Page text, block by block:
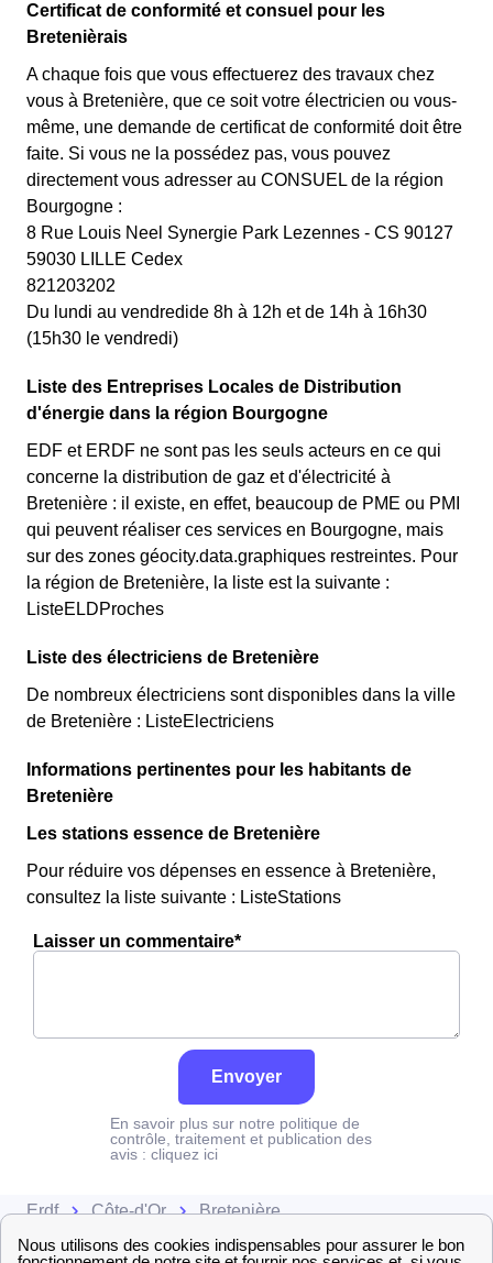
Certificat de conformité et consuel pour les
Bretenièrais
A chaque fois que vous effectuerez des travaux chez
vous à Bretenière, que ce soit votre électricien ou vous-
même, une demande de certificat de conformité doit être
faite. Si vous ne la possédez pas, vous pouvez
directement vous adresser au CONSUEL de la région
Bourgogne :
8 Rue Louis Neel Synergie Park Lezennes - CS 90127
59030 LILLE Cedex
821203202
Du lundi au vendredide 8h à 12h et de 14h à 16h30
(15h30 le vendredi)
Liste des Entreprises Locales de Distribution
d'énergie dans la région Bourgogne
EDF et ERDF ne sont pas les seuls acteurs en ce qui
concerne la distribution de gaz et d'électricité à
Bretenière : il existe, en effet, beaucoup de PME ou PMI
qui peuvent réaliser ces services en Bourgogne, mais
sur des zones géocity.data.graphiques restreintes. Pour
la région de Bretenière, la liste est la suivante :
ListeELDProches
Liste des électriciens de Bretenière
De nombreux électriciens sont disponibles dans la ville
de Bretenière : ListeElectriciens
Informations pertinentes pour les habitants de
Bretenière
Les stations essence de Bretenière
Pour réduire vos dépenses en essence à Bretenière,
consultez la liste suivante : ListeStations
Laisser un commentaire*
Envoyer
En savoir plus sur notre politique de
contrôle, traitement et publication des
avis : cliquez ici
Erdf Côte-d'Or Bretenière